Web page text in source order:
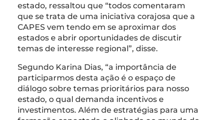
estado, ressaltou que “todos comentaram
que se trata de uma iniciativa corajosa que a
CAPES vem tendo em se aproximar dos
estados e abrir oportunidades de discutir
temas de interesse regional”, disse.
Segundo Karina Dias, “a importância de
participarmos desta ação é o espaço de
diálogo sobre temas prioritários para nosso
estado, o qual demanda incentivos e
investimentos. Além de estratégias para uma